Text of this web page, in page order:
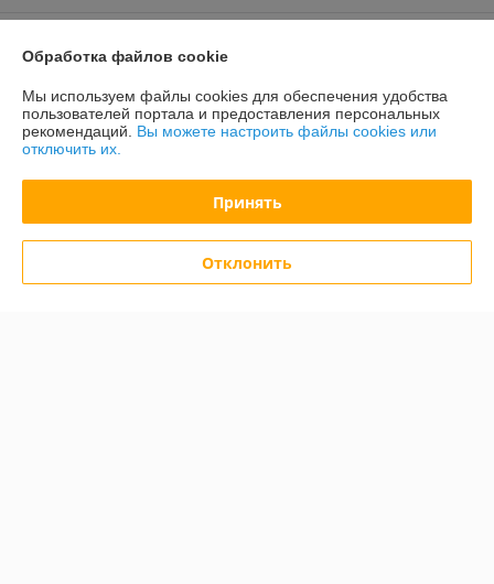
Доставка и оплата
График работы
Политика обработки cookies
Обработка файлов cookie
Мы используем файлы cookies для обеспечения удобства
пользователей портала и предоставления персональных
рекомендаций. Вы можете настроить файлы cookies или
отключить их.
Принять
Отклонить